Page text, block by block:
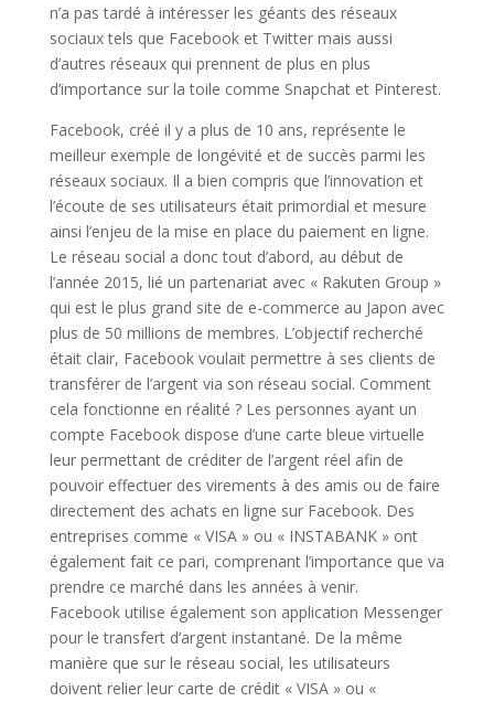
n’a pas tardé à intéresser les géants des réseaux
sociaux tels que Facebook et Twitter mais aussi
d’autres réseaux qui prennent de plus en plus
d’importance sur la toile comme Snapchat et Pinterest.
Facebook, créé il y a plus de 10 ans, représente le
meilleur exemple de longévité et de succès parmi les
réseaux sociaux. Il a bien compris que l’innovation et
l’écoute de ses utilisateurs était primordial et mesure
ainsi l’enjeu de la mise en place du paiement en ligne.
Le réseau social a donc tout d’abord, au début de
l’année 2015, lié un partenariat avec « Rakuten Group »
qui est le plus grand site de e-commerce au Japon avec
plus de 50 millions de membres. L’objectif recherché
était clair, Facebook voulait permettre à ses clients de
transférer de l’argent via son réseau social. Comment
cela fonctionne en réalité ? Les personnes ayant un
compte Facebook dispose d’une carte bleue virtuelle
leur permettant de créditer de l’argent réel afin de
pouvoir effectuer des virements à des amis ou de faire
directement des achats en ligne sur Facebook. Des
entreprises comme « VISA » ou « INSTABANK » ont
également fait ce pari, comprenant l’importance que va
prendre ce marché dans les années à venir.
Facebook utilise également son application Messenger
pour le transfert d’argent instantané. De la même
manière que sur le réseau social, les utilisateurs
doivent relier leur carte de crédit « VISA » ou «